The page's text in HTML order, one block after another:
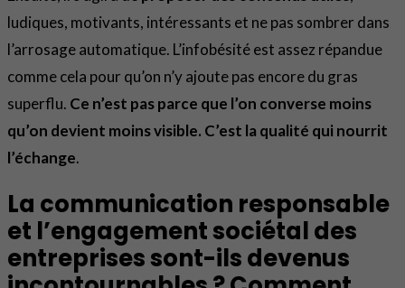
ludiques, motivants, intéressants et ne pas sombrer dans
l’arrosage automatique. L’infobésité est assez répandue
comme cela pour qu’on n’y ajoute pas encore du gras
superflu. Ce n’est pas parce que l’on converse moins
qu’on devient moins visible. C’est la qualité qui nourrit
l’échange.
La communication responsable
et l’engagement sociétal des
entreprises sont-ils devenus